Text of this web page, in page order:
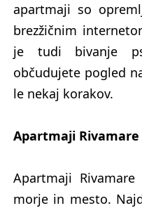
apartmaji so
brezžičnim
je tudi bivanje
občudujete pogled
le nekaj korakov.
Apartmaji Rivamare
Apartmaji
morje in mesto.